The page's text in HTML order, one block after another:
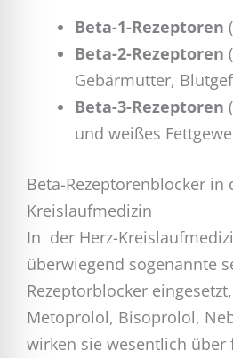
Beta-1-Rezeptoren
Beta-2-Rezeptoren
Gebärmutter,
Beta-3-Rezeptoren
und weißes
Beta-Rezeptorenblocker in
Kreislaufmedizin
In der Herz-
überwiegend sogenannte
Rezeptorblocker
Metoprolol, Bisoprolol,
wirken sie wesentlich über